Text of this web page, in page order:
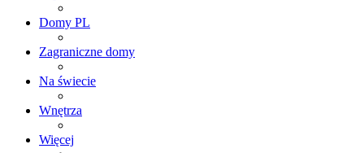
Domy PL
Zagraniczne domy
Na świecie
Wnętrza
Więcej